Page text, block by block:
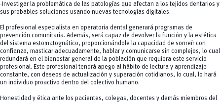
-Investigar la problemática de las patologías que afectan a los tejidos dentarios y
sus probables soluciones usando nuevas tecnologías digitales.
El profesional especialista en operatoria dental generará programas de
prevención comunitaria. Además, será capaz de devolver la función y la estética
del sistema estomatognático, proporcionándole la capacidad de sonreír con
confianza, masticar adecuadamente, hablar y comunicarse sin complejos, lo cual
redundará en el bienestar general de la población que requiera este servicio
profesional. Este profesional tendrá apego al hábito de lectura y aprendizaje
constante, con deseos de actualización y superación cotidianos, lo cual, lo hará
un individuo proactivo dentro del colectivo humano.
Honestidad y ética ante los pacientes, colegas, docentes y demás miembros del